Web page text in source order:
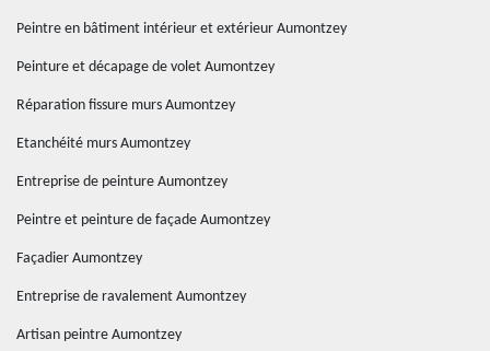
Peintre en bâtiment intérieur et extérieur Aumontzey
Peinture et décapage de volet Aumontzey
Réparation fissure murs Aumontzey
Etanchéité murs Aumontzey
Entreprise de peinture Aumontzey
Peintre et peinture de façade Aumontzey
Façadier Aumontzey
Entreprise de ravalement Aumontzey
Artisan peintre Aumontzey